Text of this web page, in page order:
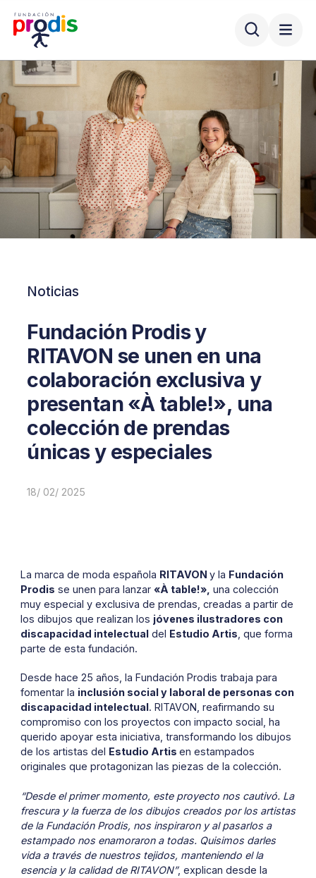
Noticias
Fundación Prodis y
RITAVON se unen en una
colaboración exclusiva y
presentan «À table!», una
colección de prendas
únicas y especiales
18/ 02/ 2025
La marca de moda española RITAVON y la Fundación
Prodis se unen para lanzar «À table!», una colección
muy especial y exclusiva de prendas, creadas a partir de
los dibujos que realizan los jóvenes ilustradores con
discapacidad intelectualdel Estudio Artis , que forma
parte de esta fundación.
Desde hace 25 años, la Fundación Prodis trabaja para
fomentar la inclusión social y laboral de personas con
discapacidad intelectual. RITAVON, reafirmando su
compromiso con los proyectos con impacto social, ha
querido apoyar esta iniciativa, transformando los dibujos
de los artistas del Estudio Artis en estampados
originales que protagonizan las piezas de la colección.
“Desde el primer momento, este proyecto nos cautivó. La
frescura y la fuerza de los dibujos creados por los artistas
de la Fundación Prodis, nos inspiraron y al pasarlos a
estampado nos enamoraron a todas. Quisimos darles
vida a través de nuestros tejidos, manteniendo el la
esencia y la calidad de RITAVON”, explican desde la